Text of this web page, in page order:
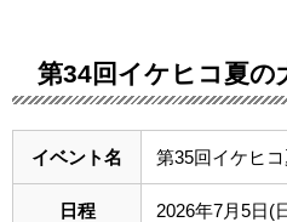
第34回イケヒコ夏の
イベント名 第35回イケヒ
日程 2026年7月5日(